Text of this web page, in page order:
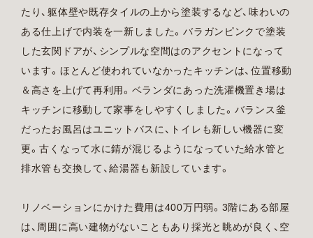
たり、躯体壁や既存タイルの上から塗装するなど、味わいの
ある仕上げで内装を一新しました。バラガンピンクで塗装
した玄関ドアが、シンプルな空間はのアクセントになって
います。ほとんど使われていなかったキッチンは、位置移動
＆高さを上げて再利用。ベランダにあった洗濯機置き場は
キッチンに移動して家事をしやすくしました。バランス釜
だったお風呂はユニットバスに、トイレも新しい機器に変
更。古くなって水に錆が混じるようになっていた給水管と
排水管も交換して、給湯器も新設しています。
リノベーションにかけた費用は400万円弱。3階にある部屋
は、周囲に高い建物がないこともあり採光と眺めが良く、空